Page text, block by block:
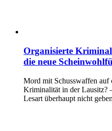
Organisierte
die neue
Mord mit Schusswaffen auf
Kriminalität in der Lausitz?
Lesart überhaupt nicht